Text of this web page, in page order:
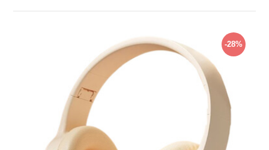
-28%